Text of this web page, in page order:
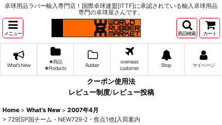
卓球用品ラバー輸入専門店！国際卓球連盟[ITTF]に承認されている輸入卓球用品
専門の卓球屋さんです。
メニュー 商品検索 カート
What's New
★商品
★Products
Rubber
overseas
customer
Shop マイページ
クーポン使用法
レビュー制度/レビュー投稿
Home > What's New > 2007年4月
> 729[SP国チーム・NEW729-2・焦点1他]入荷案内